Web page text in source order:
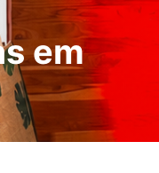
em